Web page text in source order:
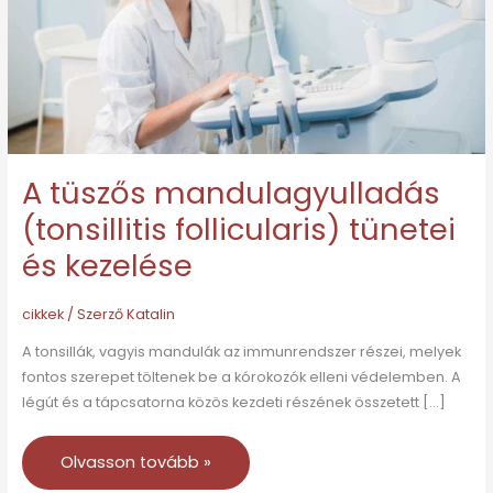
A tüszős mandulagyulladás
(tonsillitis follicularis) tünetei
és kezelése
cikkek/ SzerzőKatalin
A tonsillák, vagyis mandulák az immunrendszer részei, melyek
fontos szerepet töltenek be a kórokozók elleni védelemben. A
légút és a tápcsatorna közös kezdeti részének összetett […]
tünetei
kezelése
Olvasson tovább »